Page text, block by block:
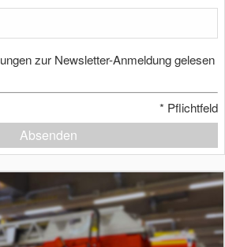
zur Newsletter-Anmeldung gelesen
* Pflichtfeld
Absenden